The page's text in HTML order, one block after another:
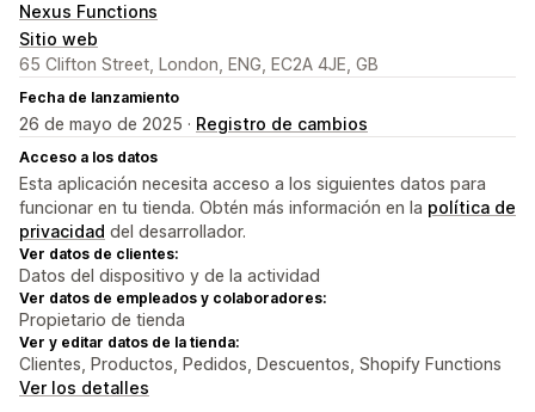
Nexus Functions
Sitio web
65 Clifton Street, London, ENG, EC2A 4JE, GB
Fecha de lanzamiento
26 de mayo de 2025 · Registro de cambios
Acceso a los datos
Esta aplicación necesita acceso a los siguientes datos para
funcionar en tu tienda. Obtén más información en la política de
privacidad del desarrollador.
Ver datos de clientes:
Datos del dispositivo y de la actividad
Ver datos de empleados y colaboradores:
Propietario de tienda
Ver y editar datos de la tienda:
Clientes, Productos, Pedidos, Descuentos, Shopify Functions
Ver los detalles